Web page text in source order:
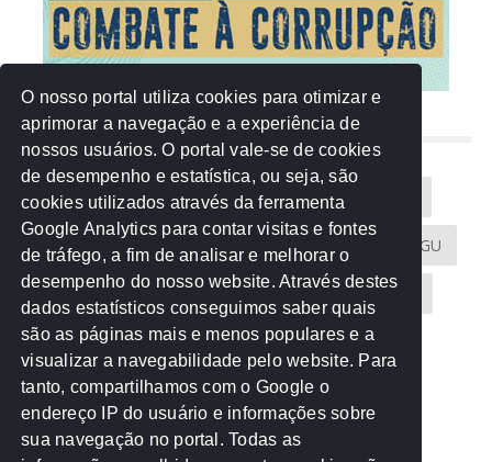
NUVEM DE TAGS
Acontece na Rede AGU AMM
Atricon Audicom CAU-MT CGU
CREA-MT Eventos MPC-MT MPE-MT
MPF Notícias PF PGE-MT PGR
Receita Federal Sem categoria
TCE-MT TCU TRE
O nosso portal utiliza cookies para otimizar e
aprimorar a navegação e a experiência de
nossos usuários. O portal vale-se de cookies
de desempenho e estatística, ou seja, são
cookies utilizados através da ferramenta
Google Analytics para contar visitas e fontes
de tráfego, a fim de analisar e melhorar o
desempenho do nosso website. Através destes
dados estatísticos conseguimos saber quais
são as páginas mais e menos populares e a
visualizar a navegabilidade pelo website. Para
tanto, compartilhamos com o Google o
endereço IP do usuário e informações sobre
sua navegação no portal. Todas as